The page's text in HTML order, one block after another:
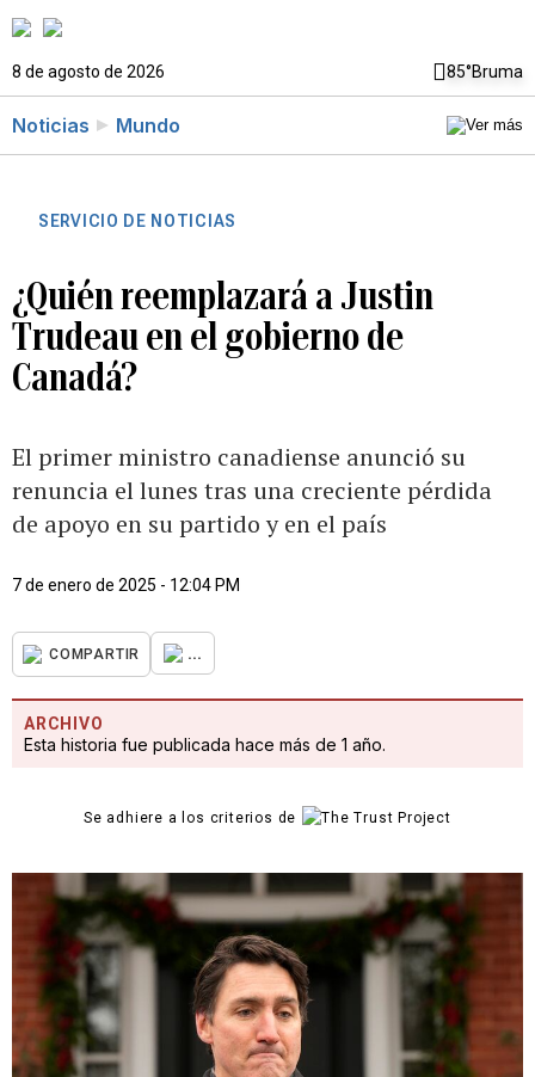
8 de agosto de 2026 85°Bruma
Noticias Mundo
SERVICIO DE NOTICIAS
¿Quién reemplazará a Justin
Trudeau en el gobierno de
Canadá?
El primer ministro canadiense anunció su
renuncia el lunes tras una creciente pérdida
de apoyo en su partido y en el país
7 de enero de 2025 - 12:04 PM
COMPARTIR ...
ARCHIVO
Esta historia fue publicada hace más de 1 año.
Se adhiere a los criterios de